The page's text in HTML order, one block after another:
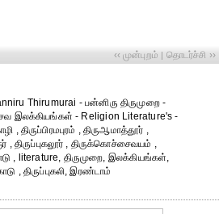
‹‹ முன்புறம் | தொடர்ச்சி ››
Thirumurai - பன்னிரு திருமுறை -
இலக்கியங்கள் - Religion Literature's -
திருப்பிரமபுரம் , திருஆமாத்தூர் ,
, திருப்புகலூர் , திருக்கொச்சைவயம் ,
, literature, திருமுறை, இலக்கியங்கள்,
, திருப்புகலி, இரண்டாம்